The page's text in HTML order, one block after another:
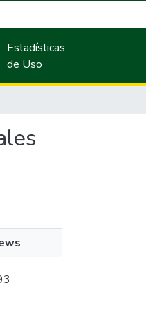
Estadísticas
de Uso